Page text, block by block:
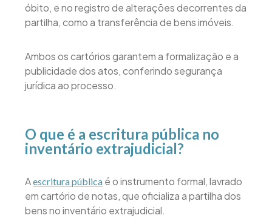
óbito, e no registro de alterações decorrentes da
partilha, como a transferência de bens imóveis.
Ambos os cartórios garantem a formalização e a
publicidade dos atos, conferindo segurança
jurídica ao processo.
O que é a escritura pública no
inventário extrajudicial?
Aescritura pública é o instrumento formal, lavrado
em cartório de notas, que oficializa a partilha dos
bens no inventário extrajudicial.